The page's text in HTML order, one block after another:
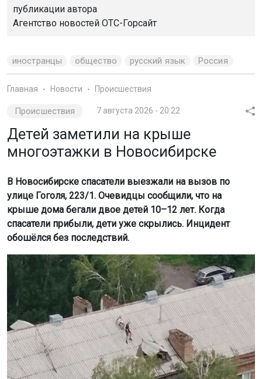
публикации автора
Агентство новостей ОТС-Горсайт
иностранцы общество русский язык Россия
Главная Новости Происшествия
Происшествия 7 августа 2026 - 20:22
Детей заметили на крыше
многоэтажки в Новосибирске
В Новосибирске спасатели выезжали на вызов по
улице Гоголя, 223/1. Очевидцы сообщили, что на
крыше дома бегали двое детей 10–12 лет. Когда
спасатели прибыли, дети уже скрылись. Инцидент
обошёлся без последствий.